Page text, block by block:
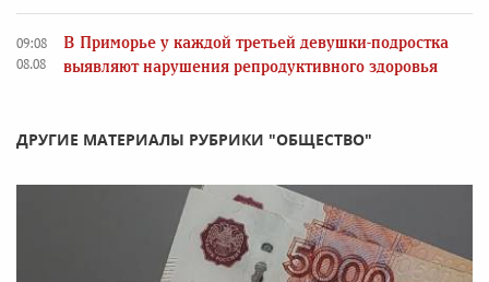
09:08
08.08
В Приморье у каждой третьей девушки-подростка
выявляют нарушения репродуктивного здоровья
ДРУГИЕ МАТЕРИАЛЫ РУБРИКИ "ОБЩЕСТВО"